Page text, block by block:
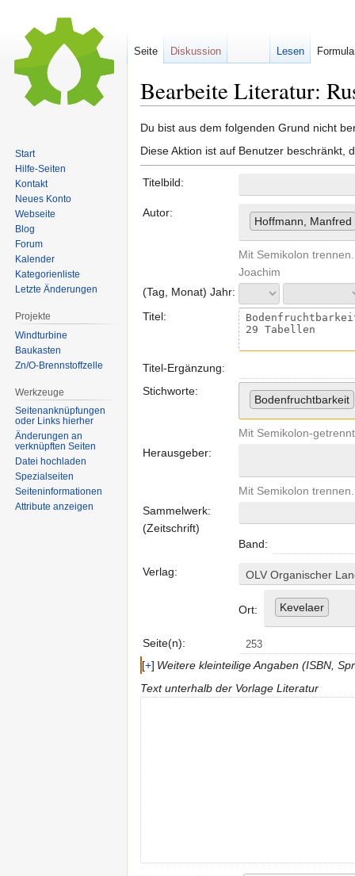
Bearbeite Literatur:
Zur
Navigation
springen
Zur
Suche
springen
Du bist aus dem folgenden Grund nicht
Diese Aktion ist auf Benutzer beschränkt,
Titelbild:
Autor:
Hoffmann, Manfred
Mit Semikolon
Joachim
(Tag, Monat) Jahr:
Titel:
Titel-Ergänzung:
Stichworte:
Bodenfruchtbarkeit
Mit Semikolon-
Herausgeber:
Mit Semikolon
Sammelwerk:
(Zeitschrift)
Band:
Verlag: OLV Organischer
Ort: Kevelaer
Seite(n):
+ Weitere kleinteilige Angaben (ISBN,
Text unterhalb der Vorlage Literatur
Seite Diskussion Lesen
Start
Hilfe-Seiten
Kontakt
Neues Konto
Webseite
Blog
Forum
Kalender
Kategorienliste
Letzte Änderungen
Projekte
Windturbine
Baukasten
Zn/O-Brennstoffzelle
Werkzeuge
Seitenanknüpfungen
oder Links hierher
Änderungen an
verknüpften Seiten
Datei hochladen
Spezialseiten
Seiten­informationen
Attribute anzeigen